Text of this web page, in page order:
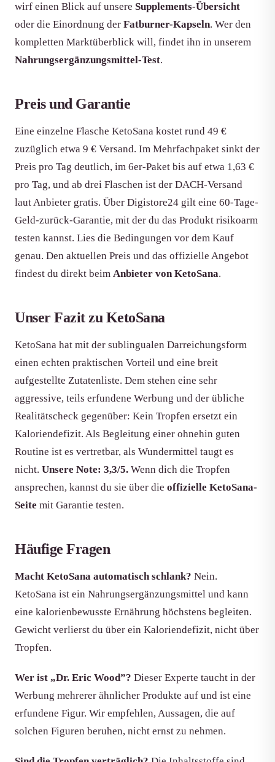
wirf einen Blick auf unsere Supplements-Übersicht
oder die Einordnung der Fatburner-Kapseln. Wer den
kompletten Marktüberblick will, findet ihn in unserem
Nahrungsergänzungsmittel-Test.
Preis und Garantie
Eine einzelne Flasche KetoSana kostet rund 49 €
zuzüglich etwa 9 € Versand. Im Mehrfachpaket sinkt der
Preis pro Tag deutlich, im 6er-Paket bis auf etwa 1,63 €
pro Tag, und ab drei Flaschen ist der DACH-Versand
laut Anbieter gratis. Über Digistore24 gilt eine 60-Tage-
Geld-zurück-Garantie, mit der du das Produkt risikoarm
testen kannst. Lies die Bedingungen vor dem Kauf
genau. Den aktuellen Preis und das offizielle Angebot
findest du direkt beim Anbieter von KetoSana.
Unser Fazit zu KetoSana
KetoSana hat mit der sublingualen Darreichungsform
einen echten praktischen Vorteil und eine breit
aufgestellte Zutatenliste. Dem stehen eine sehr
aggressive, teils erfundene Werbung und der übliche
Realitätscheck gegenüber: Kein Tropfen ersetzt ein
Kaloriendefizit. Als Begleitung einer ohnehin guten
Routine ist es vertretbar, als Wundermittel taugt es
nicht. Unsere Note: 3,3/5. Wenn dich die Tropfen
ansprechen, kannst du sie über die offizielle KetoSana-
Seite mit Garantie testen.
Häufige Fragen
Macht KetoSana automatisch schlank? Nein.
KetoSana ist ein Nahrungsergänzungsmittel und kann
eine kalorienbewusste Ernährung höchstens begleiten.
Gewicht verlierst du über ein Kaloriendefizit, nicht über
Tropfen.
Wer ist „Dr. Eric Wood”? Dieser Experte taucht in der
Werbung mehrerer ähnlicher Produkte auf und ist eine
erfundene Figur. Wir empfehlen, Aussagen, die auf
solchen Figuren beruhen, nicht ernst zu nehmen.